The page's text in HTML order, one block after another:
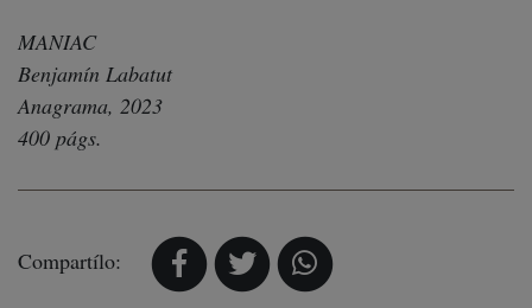
MANIAC
Benjamín Labatut
Anagrama, 2023
400 págs.
Compartílo: